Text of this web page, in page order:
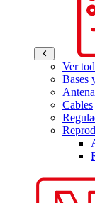
Ver
Bases
Cables